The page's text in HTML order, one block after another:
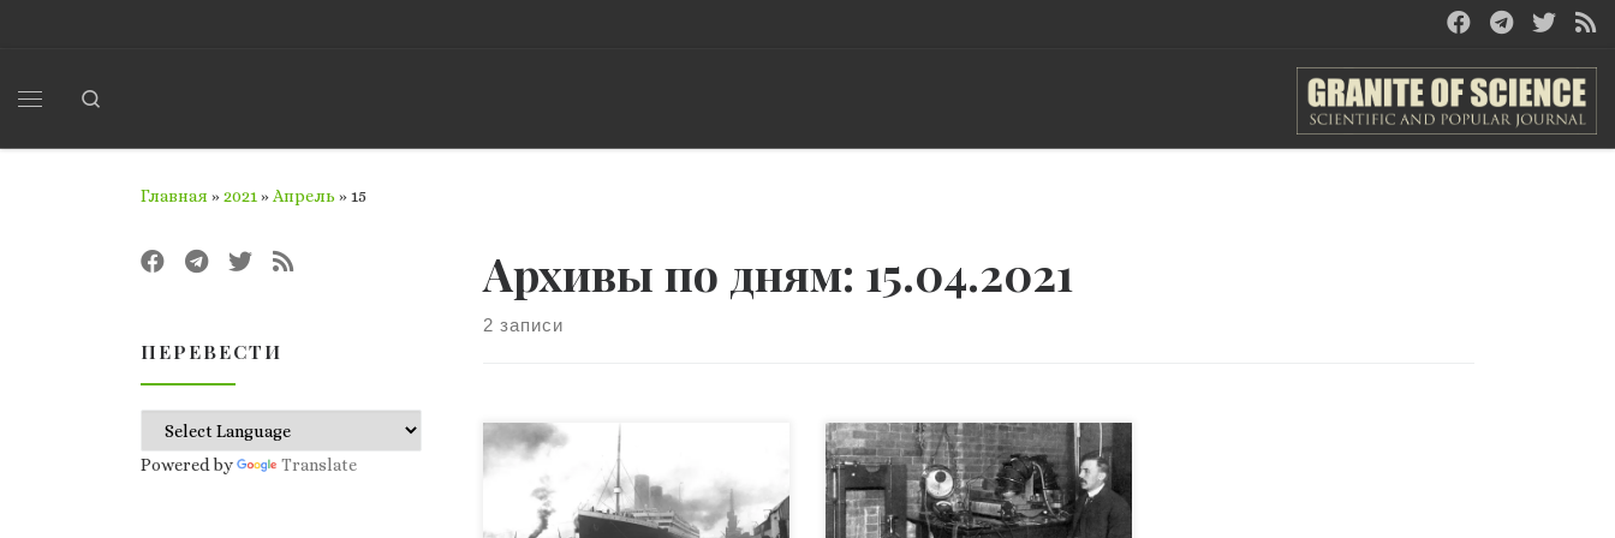
Главная »2021»Апрель »15
Архивы по дням: 15.04.2021
2 записи
В первые годы ХХ века
трансатлантические рейсы
приносили немало прибыли:
Эрнест Резерфорд —
уникальный ученый в том
плане, что свои главные
ПЕРЕВЕСТИ
Powered by Translate